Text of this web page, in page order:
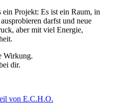
ein Projekt: Es ist ein Raum, in
darfst und neue
aber mit viel Energie,
Wirkung.
dir.
von E.C.H.O.